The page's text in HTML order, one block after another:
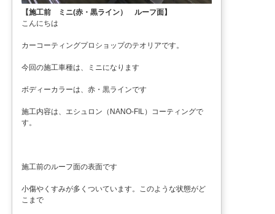
【施工前 ミニ(赤・黒ライン） ルーフ面】
こんにちは
カーコーティングプロショップのテオリアです。
今回の施工車種は、ミニになります
ボディーカラーは、赤・黒ラインです
施工内容は、エシュロン（NANO-FIL）コーティングで
す。
施工前のルーフ面の表面です
小傷やくすみが多くついています。このような状態がど
こまで